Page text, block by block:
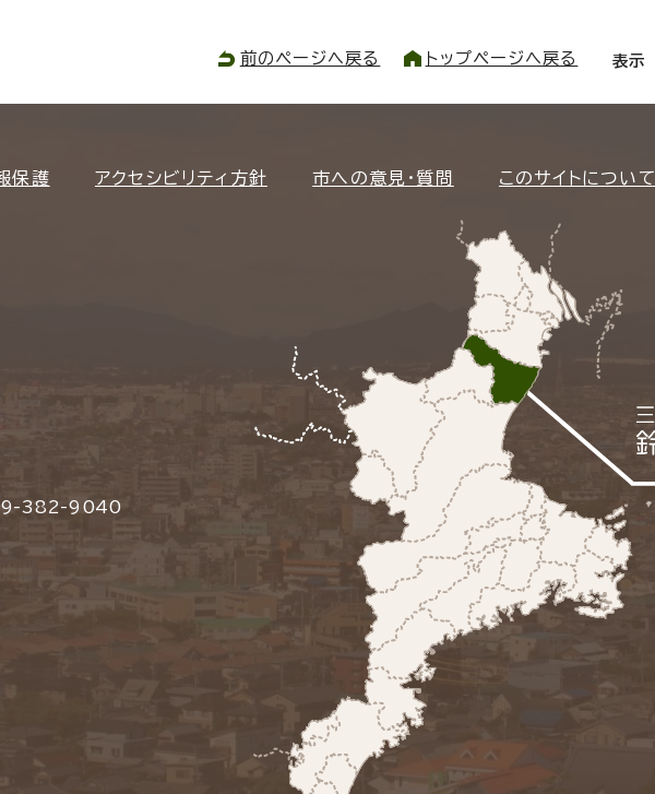
前のページへ戻る トップページへ戻る 表示
保護 アクセシビリティ方針 市への意見・質問 このサイトについて
382-9040